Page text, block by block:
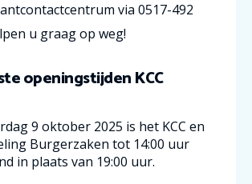
via 0517-492
u graag op weg!
openingstijden KCC
9 oktober 2025 is het KCC en
Burgerzaken tot 14:00 uur
in plaats van 19:00 uur.